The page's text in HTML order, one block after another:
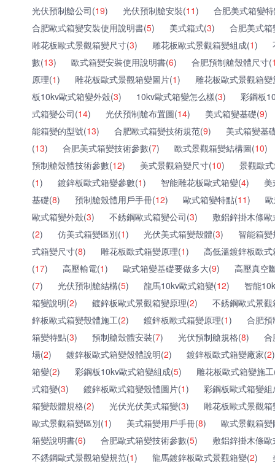
光伏預制艙公司(19) 光伏預制艙安裝(11)
合肥美式箱變
合肥歐式箱變安裝使用說明書(5) 美式箱式(3)
合肥美式
雕花板歐式景觀箱變尺寸(3) 雕花板歐式景觀箱變組成(1)
數(13) 歐式箱變安裝使用說明書(6) 合肥預制艙殼體尺寸(
原理(1) 雕花板歐式景觀箱變圖片(1)
雕花板歐式景觀箱
板10kv歐式箱變外殼(3) 10kv歐式箱變怎么樣(3)
彩鋼板
式箱變公司(14) 光伏預制艙布置圖(14) 美式箱變基礎(9)
能箱變的型號(13) 合肥歐式箱變技術規范(9)
美式箱變基
(13) 合肥美式箱變技術參數(7) 歐式景觀箱變結構圖(10)
預制艙殼體技術參數(12) 美式景觀箱變尺寸(10)
景觀歐
(1) 鍍鋅板歐式箱變參數(1) 智能雕花板歐式箱變(4)
基礎(8) 預制艙殼體用戶手冊(12) 歐式箱變特點(11)
歐式箱變外殼(3) 不銹鋼歐式箱變公司(3)
敷鋁鋅掛木條
(2) 仿美式箱變區別(1) 光伏美式箱變殼體(3)
智能箱
式箱變尺寸(8) 雕花板歐式箱變原理(1)
高低溫鍍鋅板歐
(17) 高壓輸電(1) 歐式箱變基礎要做多大(9)
高壓真空
(7) 光伏預制艙結構(5) 龍馬10kv歐式箱變(12)
智能
箱變說明(2) 鍍鋅板歐式景觀箱變原理(2)
不銹鋼歐式景
鋅板歐式箱變殼體施工(2) 鍍鋅板歐式箱變原理(1)
合肥
箱變特點(3) 預制艙殼體安裝(7) 光伏預制艙規格(8)
合
場(2) 鍍鋅板歐式箱變殼體說明(2) 鍍鋅板歐式箱變廠家(2)
箱變(2) 彩鋼板10kv歐式箱變組成(5)
雕花板歐式箱變施
式箱變(3) 鍍鋅板歐式箱變殼體圖片(1)
彩鋼板歐式箱變組
箱變殼體規格(2) 光伏光伏美式箱變(3)
雕花板歐式景觀
歐式景觀箱變區別(1) 美式箱變用戶手冊(8)
歐式景觀箱
箱變說明書(6) 合肥歐式箱變技術參數(5)
敷鋁鋅掛木條
不銹鋼歐式景觀箱變規范(1) 龍馬鍍鋅板歐式景觀箱變(2)